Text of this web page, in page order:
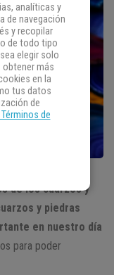
de los cuarzos y
y piedras
en nuestro día
para poder
analíticas y
de navegación
y recopilar
de todo tipo
elegir solo
obtener más
en la
tus datos
de
de